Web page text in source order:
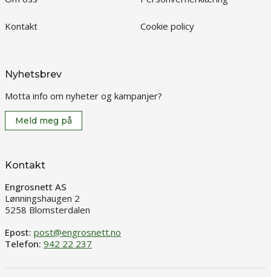
Kontakt Cookie policy
Nyhetsbrev
Motta info om nyheter og kampanjer?
Meld meg på
Kontakt
Engrosnett AS
Lønningshaugen 2
5258 Blomsterdalen
Epost: post@engrosnett.no
Telefon: 942 22 237